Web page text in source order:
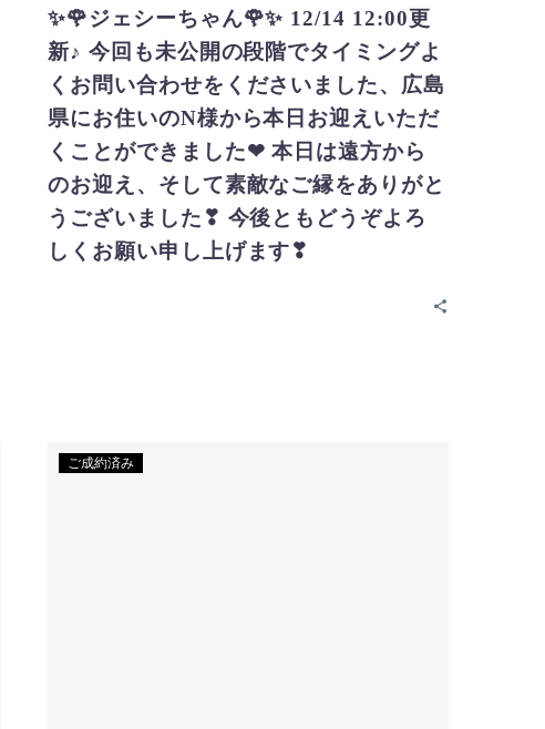
✨🌹ジェシーちゃん🌹✨ 12/14 12:00更
新♪ 今回も未公開の段階でタイミングよ
くお問い合わせをくださいました、広島
県にお住いのN様から本日お迎えいただ
くことができました❤ 本日は遠方から
のお迎え、そして素敵なご縁をありがと
うございました❣ 今後ともどうぞよろ
しくお願い申し上げます❣
ご成約済み